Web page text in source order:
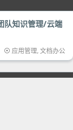
队知识管理/云端
应用管理,文档办公